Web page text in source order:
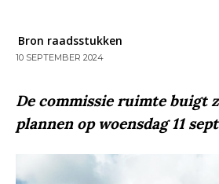
Bron raadsstukken
10 SEPTEMBER 2024
De commissie ruimte buigt
plannen op woensdag 11